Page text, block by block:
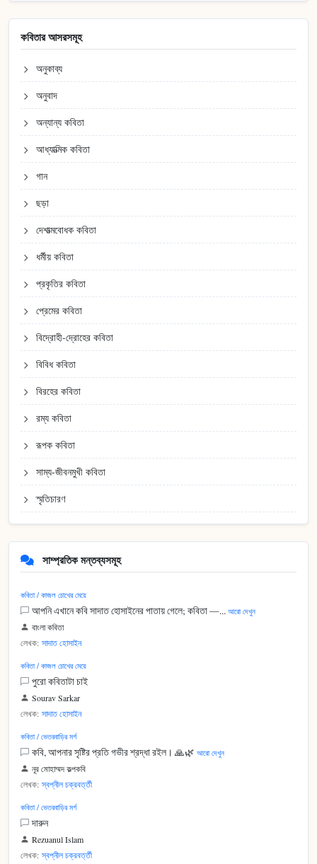
কবিতার আসরসমূহ
অনুকাব্য
অনুবাদ
অন্যান্য কবিতা
আধ্যাত্মিক কবিতা
গান
ছড়া
দেশাত্মবোধক কবিতা
ধর্মীয় কবিতা
প্রকৃতির কবিতা
প্রেমের কবিতা
বিদ্রোহী-দ্রোহের কবিতা
বিবিধ কবিতা
বিরহের কবিতা
রম্য কবিতা
রূপক কবিতা
সাম্য-জীবনমুখী কবিতা
স্মৃতিচারণ
সাম্প্রতিক মন্তব্যসমূহ
কবিতা / কাজল চোখের মেয়ে
আপনি এখানে কবি সাদাত হোসাইনের পাতায় গেলে; কবিতা —... আরো দেখুন
বাংলা কবিতা
লেখক: সাদাত হোসাইন
কবিতা / কাজল চোখের মেয়ে
পুরো কবিতাটা চাই
Sourav Sarkar
লেখক: সাদাত হোসাইন
কবিতা / ভেতরবাড়ির মর্গ
কবি, আপনার সৃষ্টির প্রতি গভীর শ্রদ্ধা রইল। 🙏🌿 আরো দেখুন
নূর মোহাম্মদ কল্পকবি
লেখক: স্বপ্নীল চক্রবর্ত্তী
কবিতা / ভেতরবাড়ির মর্গ
দারুন
Rezuanul Islam
লেখক: স্বপ্নীল চক্রবর্ত্তী